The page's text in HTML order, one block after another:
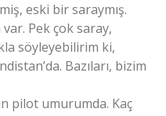
eski bir saraymış.
Pek çok saray,
söyleyebilirim ki,
Bazıları, bizim
pilot umurumda. Kaç